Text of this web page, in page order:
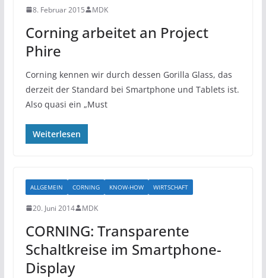
8. Februar 2015 MDK
Corning arbeitet an Project
Phire
Corning kennen wir durch dessen Gorilla Glass, das
derzeit der Standard bei Smartphone und Tablets ist.
Also quasi ein „Must
Weiterlesen
ALLGEMEIN CORNING KNOW-HOW WIRTSCHAFT
20. Juni 2014 MDK
CORNING: Transparente
Schaltkreise im Smartphone-
Display